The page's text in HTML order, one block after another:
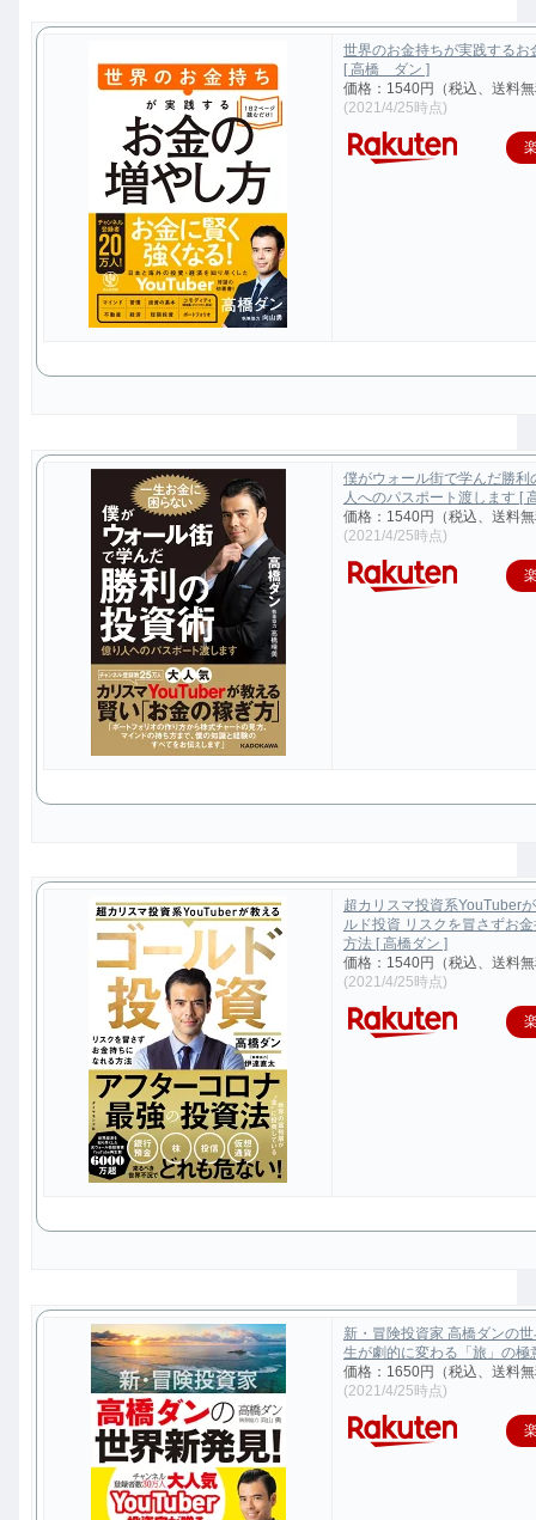
世界のお金持ちが実践するお
[ 高橋 ダン ]
価格：1540円（税込、送料
(2021/4/25時点)
僕がウォール街で学んだ勝利
人へのパスポート渡します [
価格：1540円（税込、送料
(2021/4/25時点)
超カリスマ投資系YouTuber
ルド投資 リスクを冒さずお
方法 [ 高橋ダン ]
価格：1540円（税込、送料
(2021/4/25時点)
新・冒険投資家 高橋ダンの
生が劇的に変わる「旅」の極
価格：1650円（税込、送料
(2021/4/25時点)